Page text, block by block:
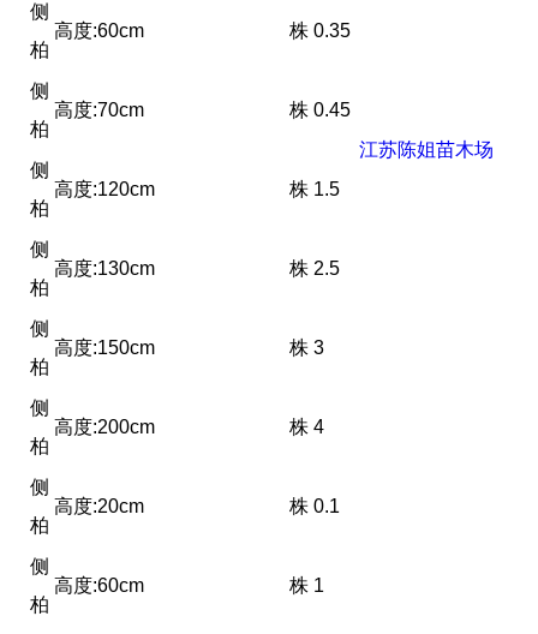
江苏陈姐苗木场
侧
柏
高度:60cm 株 0.35
侧
柏
高度:70cm 株 0.45
侧
柏
高度:120cm 株 1.5
侧
柏
高度:130cm 株 2.5
侧
柏
高度:150cm 株 3
侧
柏
高度:200cm 株 4
侧
柏
高度:20cm 株 0.1
侧
柏
高度:60cm 株 1